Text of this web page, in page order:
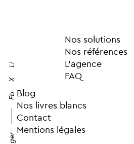
Fb
X
Li
Nos solutions
Nos références
L’agence
FAQ
Blog
Nos livres blancs
Contact
Mentions légales